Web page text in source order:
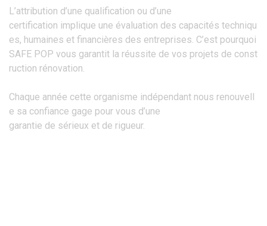
L’attribution d’une qualification ou d’une
certification implique une évaluation des capacités techniqu
es, humaines et financières des entreprises. C’est pourquoi
SAFE POP vous garantit la réussite de vos projets de const
ruction rénovation.
Chaque année cette organisme indépendant nous renouvell
e sa confiance gage pour vous d’une
garantie de sérieux et de rigueur.